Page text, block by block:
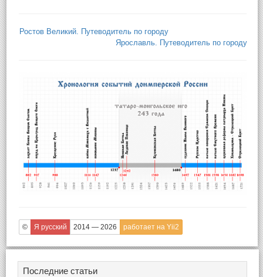
Ростов Великий. Путеводитель по городу
Ярославль. Путеводитель по городу
© Я русский 2014 — 2026 работает на Yii2
Последние статьи